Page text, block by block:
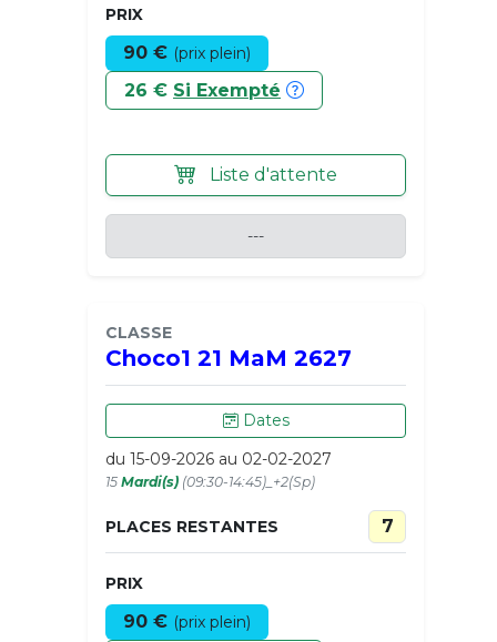
PRIX
90 € (prix plein)
26 € Si Exempté
Liste d'attente
---
CLASSE
Choco1 21 MaM 2627
Dates
du 15-09-2026 au 02-02-2027
15 Mardi(s) (09:30-14:45)_+2(Sp)
PLACES RESTANTES 7
PRIX
90 € (prix plein)